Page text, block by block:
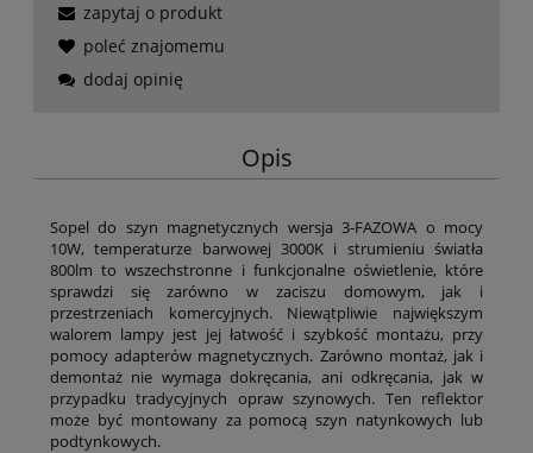
zapytaj o produkt
poleć znajomemu
dodaj opinię
Opis
Sopel do szyn magnetycznych wersja 3-FAZOWA o mocy
10W, temperaturze barwowej 3000K i strumieniu światła
800lm to wszechstronne i funkcjonalne oświetlenie, które
sprawdzi się zarówno w zaciszu domowym, jak i
przestrzeniach komercyjnych. Niewątpliwie największym
walorem lampy jest jej łatwość i szybkość montażu, przy
pomocy adapterów magnetycznych. Zarówno montaż, jak i
demontaż nie wymaga dokręcania, ani odkręcania, jak w
przypadku tradycyjnych opraw szynowych. Ten reflektor
może być montowany za pomocą szyn natynkowych lub
podtynkowych.